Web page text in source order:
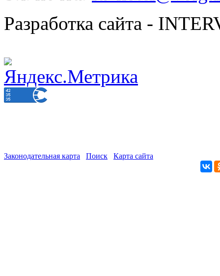
Разработка сайта -
Законодательная карта Поиск Карта сайта